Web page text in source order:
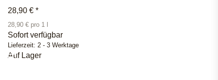
28,90 € *
28,90 € pro 1 l
Sofort verfügbar
Lieferzeit: 2 - 3 Werktage
Auf Lager